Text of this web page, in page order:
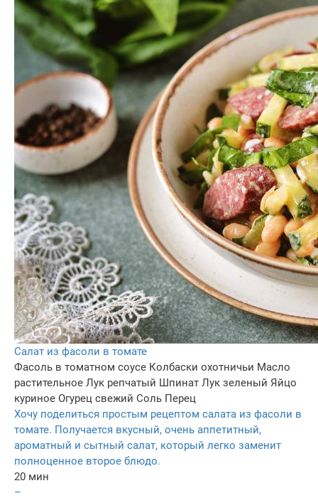
Салат из фасоли в томате
Фасоль в томатном соусе Колбаски охотничьи Масло
растительное Лук репчатый Шпинат Лук зеленый Яйцо
куриное Огурец свежий Соль Перец
Хочу поделиться простым рецептом салата из фасоли в
томате. Получается вкусный, очень аппетитный,
ароматный и сытный салат, который легко заменит
полноценное второе блюдо.
20 мин
–